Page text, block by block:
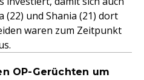
(22) und Shania (21) dort
waren zum Zeitpunkt
OP-Gerüchten um